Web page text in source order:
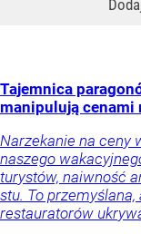
Tajemnica
manipulują cenami
Narzekanie na ceny
naszego
turystów, naiwność
stu. To
restauratorów